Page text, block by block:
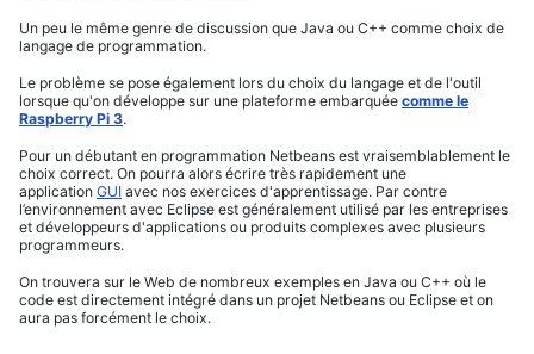
Un peu le même genre de discussion que Java ou C++ comme choix de
langage de programmation.
Le problème se pose également lors du choix du langage et de l'outil
lorsque qu'on développe sur une plateforme embarquée comme le
Raspberry Pi 3.
Pour un débutant en programmation Netbeans est vraisemblablement le
choix correct. On pourra alors écrire très rapidement une
application GUI avec nos exercices d'apprentissage. Par contre
l’environnement avec Eclipse est généralement utilisé par les entreprises
et développeurs d'applications ou produits complexes avec plusieurs
programmeurs.
On trouvera sur le Web de nombreux exemples en Java ou C++ où le
code est directement intégré dans un projet Netbeans ou Eclipse et on
aura pas forcément le choix.